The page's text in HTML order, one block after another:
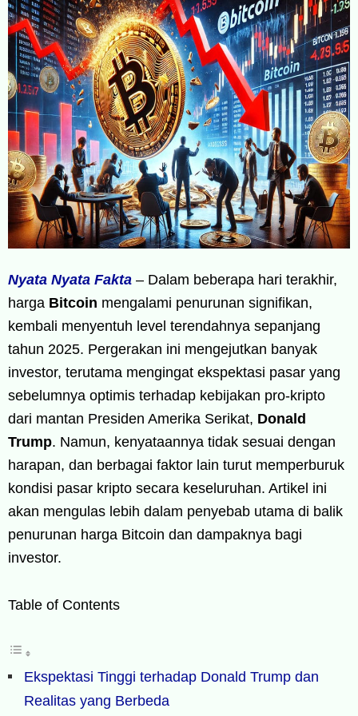
Nyata Nyata Fakta – Dalam beberapa hari terakhir,
harga Bitcoin mengalami penurunan signifikan,
kembali menyentuh level terendahnya sepanjang
tahun 2025. Pergerakan ini mengejutkan banyak
investor, terutama mengingat ekspektasi pasar yang
sebelumnya optimis terhadap kebijakan pro-kripto
dari mantan Presiden Amerika Serikat, Donald
Trump. Namun, kenyataannya tidak sesuai dengan
harapan, dan berbagai faktor lain turut memperburuk
kondisi pasar kripto secara keseluruhan. Artikel ini
akan mengulas lebih dalam penyebab utama di balik
penurunan harga Bitcoin dan dampaknya bagi
investor.
Table of Contents
Ekspektasi Tinggi terhadap Donald Trump dan
Realitas yang Berbeda